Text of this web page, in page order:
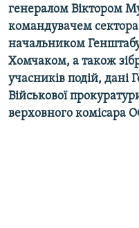
генералом Віктором
командувачем
начальником
Хомчаком, а також
учасників подій, дані
Військової
верховного комісара